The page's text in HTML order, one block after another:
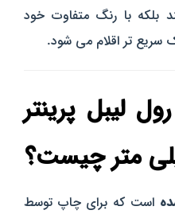
بلکه با رنگ متفاوت خود
تر اقلام می‌ شود.
لیبل پرینتر
است که برای چاپ توسط